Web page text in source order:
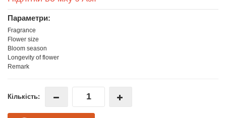
Параметри:
Fragrance
Flower size
Bloom season
Longevity of flower
Remark
Кількість: